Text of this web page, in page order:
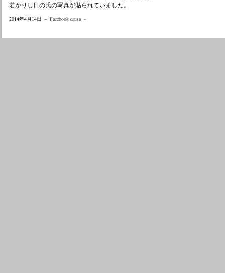
若かりし日の氏の写真が貼られていました。
2014年4月14日 － Facebook causa－